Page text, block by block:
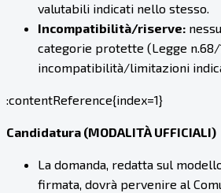
valutabili indicati nello stesso.
Incompatibilità/riserve:
categorie protette (Legge n.68/
incompatibilità/limitazioni
:contentReference{index=1}
Candidatura (MODALITÀ UFFICIALI)
La domanda, redatta sul
firmata, dovrà pervenire al